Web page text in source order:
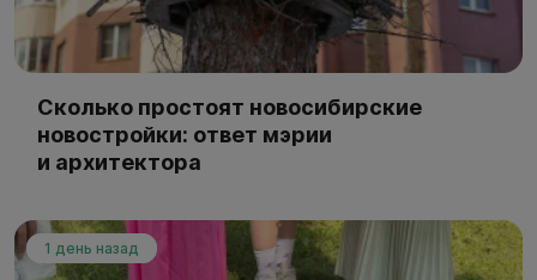
Сколько простоят новосибирские
новостройки: ответ мэрии
и архитектора
1 день назад